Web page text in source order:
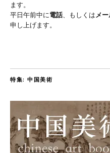
ます。
平日午前中に 電話 、もしくは メ
申し上げます。
特集: 中国美術